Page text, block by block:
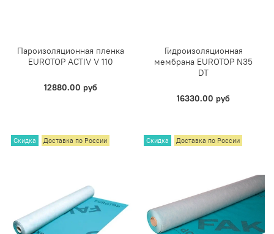
Пароизоляционная пленка
EUROTOP ACTIV V 110
12880.00 руб
Гидроизоляционная
мембрана EUROTOP N35
DT
16330.00 руб
Скидка Доставка по России Скидка Доставка по России